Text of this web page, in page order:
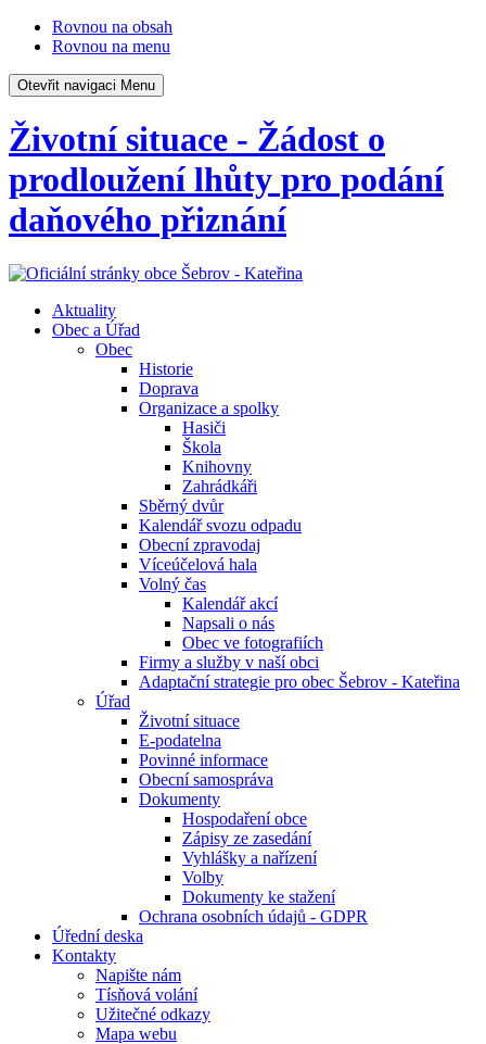
Rovnou na obsah
Rovnou na menu
Otevřit navigaci Menu
Životní situace - Žádost o
prodloužení lhůty pro podání
daňového přiznání
Aktuality
Obec a Úřad
Obec
Historie
Doprava
Organizace a spolky
Hasiči
Škola
Knihovny
Zahrádkáři
Sběrný dvůr
Kalendář svozu odpadu
Obecní zpravodaj
Víceúčelová hala
Volný čas
Kalendář akcí
Napsali o nás
Obec ve fotografiích
Firmy a služby v naší obci
Adaptační strategie pro obec Šebrov - Kateřina
Úřad
Životní situace
E-podatelna
Povinné informace
Obecní samospráva
Dokumenty
Hospodaření obce
Zápisy ze zasedání
Vyhlášky a nařízení
Volby
Dokumenty ke stažení
Ochrana osobních údajů - GDPR
Úřední deska
Kontakty
Napište nám
Tísňová volání
Užitečné odkazy
Mapa webu